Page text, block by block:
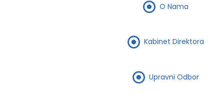
O Nama
Kabinet Direktora
Upravni Odbor